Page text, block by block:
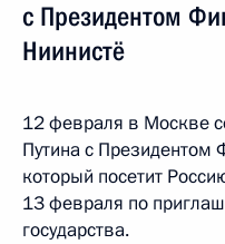
с Президентом
Ниинистё
12 февраля в Москве
Путина с Президентом
который посетит
13 февраля по
государства.